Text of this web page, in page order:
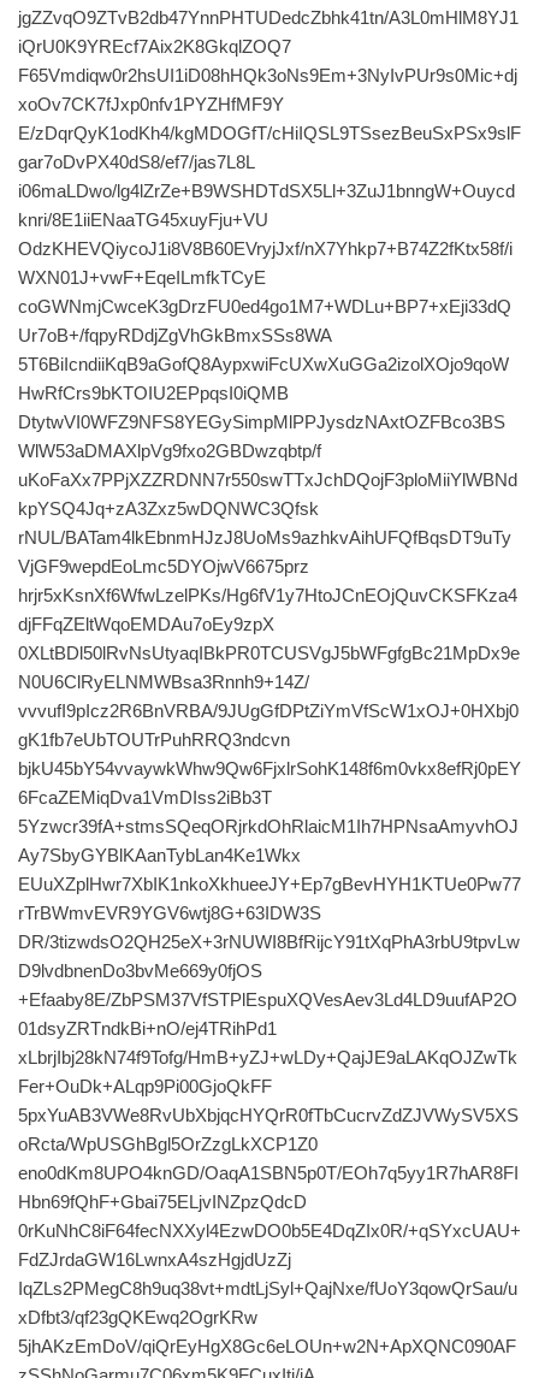
jgZZvqO9ZTvB2db47YnnPHTUDedcZbhk41tn/A3L0mHlM8YJ1
iQrU0K9YREcf7Aix2K8GkqlZOQ7
F65Vmdiqw0r2hsUI1iD08hHQk3oNs9Em+3NyIvPUr9s0Mic+dj
xoOv7CK7fJxp0nfv1PYZHfMF9Y
E/zDqrQyK1odKh4/kgMDOGfT/cHiIQSL9TSsezBeuSxPSx9slF
gar7oDvPX40dS8/ef7/jas7L8L
i06maLDwo/lg4lZrZe+B9WSHDTdSX5Ll+3ZuJ1bnngW+Ouycd
knri/8E1iiENaaTG45xuyFju+VU
OdzKHEVQiycoJ1i8V8B60EVryjJxf/nX7Yhkp7+B74Z2fKtx58f/i
WXN01J+vwF+EqeILmfkTCyE
coGWNmjCwceK3gDrzFU0ed4go1M7+WDLu+BP7+xEji33dQ
Ur7oB+/fqpyRDdjZgVhGkBmxSSs8WA
5T6BiIcndiiKqB9aGofQ8AypxwiFcUXwXuGGa2izolXOjo9qoW
HwRfCrs9bKTOIU2EPpqsI0iQMB
DtytwVI0WFZ9NFS8YEGySimpMlPPJysdzNAxtOZFBco3BS
WlW53aDMAXlpVg9fxo2GBDwzqbtp/f
uKoFaXx7PPjXZZRDNN7r550swTTxJchDQojF3ploMiiYlWBNd
kpYSQ4Jq+zA3Zxz5wDQNWC3Qfsk
rNUL/BATam4lkEbnmHJzJ8UoMs9azhkvAihUFQfBqsDT9uTy
VjGF9wepdEoLmc5DYOjwV6675prz
hrjr5xKsnXf6WfwLzelPKs/Hg6fV1y7HtoJCnEOjQuvCKSFKza4
djFFqZEltWqoEMDAu7oEy9zpX
0XLtBDl50lRvNsUtyaqIBkPR0TCUSVgJ5bWFgfgBc21MpDx9e
N0U6ClRyELNMWBsa3Rnnh9+14Z/
vvvufI9pIcz2R6BnVRBA/9JUgGfDPtZiYmVfScW1xOJ+0HXbj0
gK1fb7eUbTOUTrPuhRRQ3ndcvn
bjkU45bY54vvaywkWhw9Qw6FjxlrSohK148f6m0vkx8efRj0pEY
6FcaZEMiqDva1VmDIss2iBb3T
5Yzwcr39fA+stmsSQeqORjrkdOhRlaicM1Ih7HPNsaAmyvhOJ
Ay7SbyGYBlKAanTybLan4Ke1Wkx
EUuXZplHwr7XbIK1nkoXkhueeJY+Ep7gBevHYH1KTUe0Pw77
rTrBWmvEVR9YGV6wtj8G+63IDW3S
DR/3tizwdsO2QH25eX+3rNUWI8BfRijcY91tXqPhA3rbU9tpvLw
D9lvdbnenDo3bvMe669y0fjOS
+Efaaby8E/ZbPSM37VfSTPlEspuXQVesAev3Ld4LD9uufAP2O
01dsyZRTndkBi+nO/ej4TRihPd1
xLbrjIbj28kN74f9Tofg/HmB+yZJ+wLDy+QajJE9aLAKqOJZwTk
Fer+OuDk+ALqp9Pi00GjoQkFF
5pxYuAB3VWe8RvUbXbjqcHYQrR0fTbCucrvZdZJVWySV5XS
oRcta/WpUSGhBgl5OrZzgLkXCP1Z0
eno0dKm8UPO4knGD/OaqA1SBN5p0T/EOh7q5yy1R7hAR8FI
Hbn69fQhF+Gbai75ELjvINZpzQdcD
0rKuNhC8iF64fecNXXyl4EzwDO0b5E4DqZIx0R/+qSYxcUAU+
FdZJrdaGW16LwnxA4szHgjdUzZj
IqZLs2PMegC8h9uq38vt+mdtLjSyl+QajNxe/fUoY3qowQrSau/u
xDfbt3/qf23gQKEwq2OgrKRw
5jhAKzEmDoV/qiQrEyHgX8Gc6eLOUn+w2N+ApXQNC090AF